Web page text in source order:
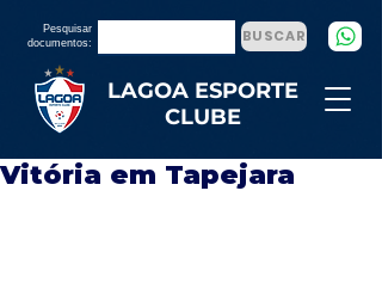
LAGOA ESPORTE
CLUBE
Pesquisar
documentos:
BUSCAR
Vitória em Tapejara